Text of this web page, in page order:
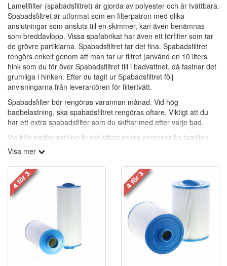
Lamellfilter (spabadsfiltret) är gjorda av polyester och är tvättbara.
Spabadsfiltret är utformat som en filterpatron med olika
anslutningar som ansluts till en skimmer, kan även benämnas
som breddavlopp. Vissa spafabrikat har även ett förfilter som tar
de grövre partiklarna. Spabadsfiltret tar det fina. Spabadsfiltret
rengörs enkelt genom att man tar ur filtret (använd en 10 liters
hink som du för över Spabadsfiltret till i badvattnet, då fastnar det
grumliga i hinken. Efter du tagit ur Spabadsfiltret följ
anvisningarna från leverantören för filtertvätt.
Spabadsfilter bör rengöras varannan månad. Vid hög
badbelastning, ska spabadsfiltret rengöras oftare. Viktigt att du
har ett extra spabadsfilter som du skiftar med efter varje bad.
Vid hög badbelastning är det oftast andra personer än familjen
som badar och de har en annan bakterieflora.
Viktigaste är att alla badande tvättar sig ordentligt före och efter
bad.
Rengöringsfria spabadsfilter:
Polypropylen-filter är mycket effektiva på att samla in icke-
önskvärda partiklar ur vattnet. Polypropylen, ligger i lager inuti
filtret för att bort smutsen. Polypropylen i folkmun benämnas även
som rengöringsfria filter. Polypropylen-filter tar bort partiklar ner till
Visa mer